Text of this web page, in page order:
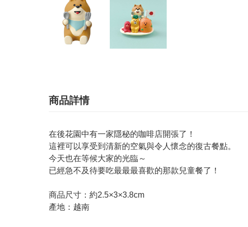
商品詳情
在後花園中有一家隱秘的咖啡店開張了！
這裡可以享受到清新的空氣與令人懷念的復古餐點。
今天也在等候大家的光臨～
已經急不及待要吃最最最喜歡的那款兒童餐了！
商品尺寸：約2.5×3×3.8cm
產地：越南